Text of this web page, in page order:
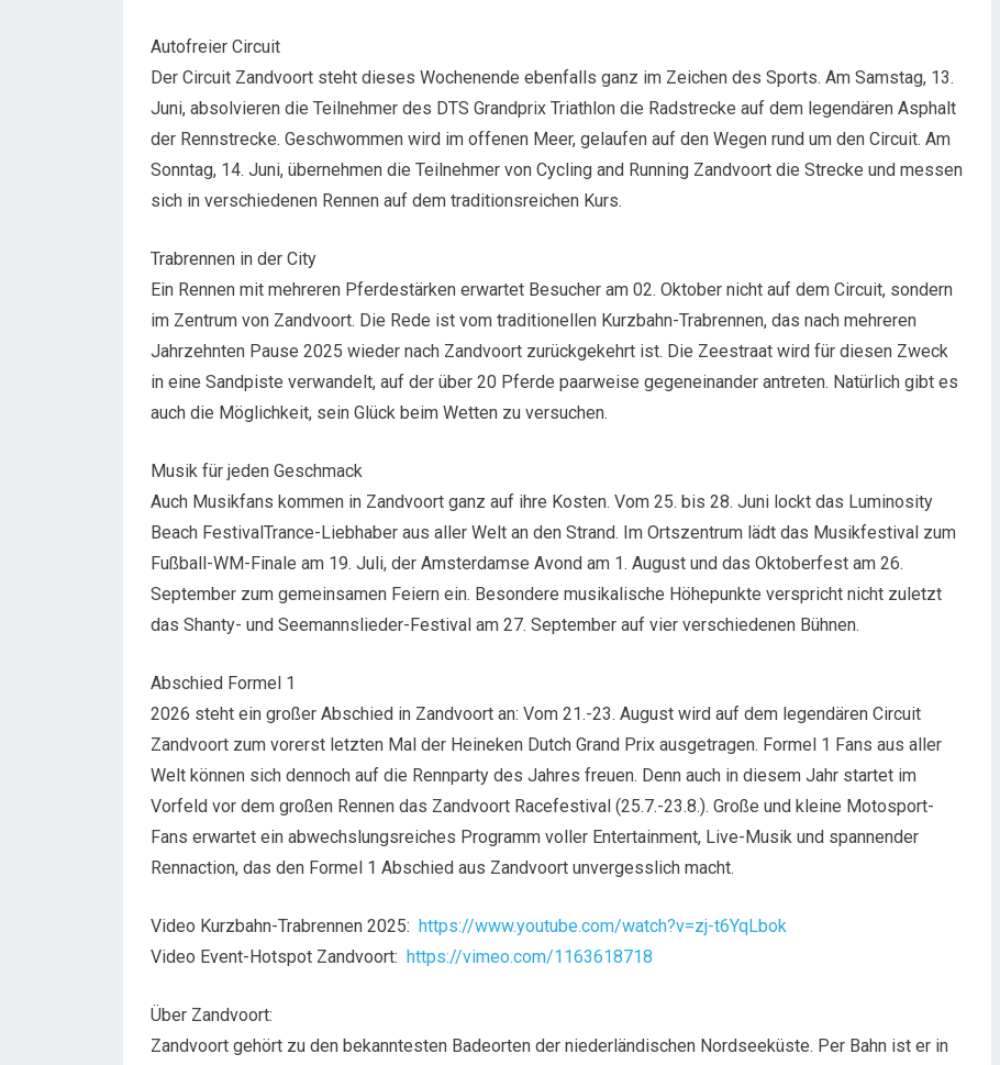
Autofreier Circuit
Der Circuit Zandvoort steht dieses Wochenende ebenfalls ganz im Zeichen des Sports. Am Samstag, 13.
Juni, absolvieren die Teilnehmer des DTS Grandprix Triathlon die Radstrecke auf dem legendären Asphalt
der Rennstrecke. Geschwommen wird im offenen Meer, gelaufen auf den Wegen rund um den Circuit. Am
Sonntag, 14. Juni, übernehmen die Teilnehmer von Cycling and Running Zandvoort die Strecke und messen
sich in verschiedenen Rennen auf dem traditionsreichen Kurs.
Trabrennen in der City
Ein Rennen mit mehreren Pferdestärken erwartet Besucher am 02. Oktober nicht auf dem Circuit, sondern
im Zentrum von Zandvoort. Die Rede ist vom traditionellen Kurzbahn-Trabrennen, das nach mehreren
Jahrzehnten Pause 2025 wieder nach Zandvoort zurückgekehrt ist. Die Zeestraat wird für diesen Zweck
in eine Sandpiste verwandelt, auf der über 20 Pferde paarweise gegeneinander antreten. Natürlich gibt es
auch die Möglichkeit, sein Glück beim Wetten zu versuchen.
Musik für jeden Geschmack
Auch Musikfans kommen in Zandvoort ganz auf ihre Kosten. Vom 25. bis 28. Juni lockt das Luminosity
Beach FestivalTrance-Liebhaber aus aller Welt an den Strand. Im Ortszentrum lädt das Musikfestival zum
Fußball-WM-Finale am 19. Juli, der Amsterdamse Avond am 1. August und das Oktoberfest am 26.
September zum gemeinsamen Feiern ein. Besondere musikalische Höhepunkte verspricht nicht zuletzt
das Shanty- und Seemannslieder-Festival am 27. September auf vier verschiedenen Bühnen.
Abschied Formel 1
2026 steht ein großer Abschied in Zandvoort an: Vom 21.-23. August wird auf dem legendären Circuit
Zandvoort zum vorerst letzten Mal der Heineken Dutch Grand Prix ausgetragen. Formel 1 Fans aus aller
Welt können sich dennoch auf die Rennparty des Jahres freuen. Denn auch in diesem Jahr startet im
Vorfeld vor dem großen Rennen das Zandvoort Racefestival (25.7.-23.8.). Große und kleine Motosport-
Fans erwartet ein abwechslungsreiches Programm voller Entertainment, Live-Musik und spannender
Rennaction, das den Formel 1 Abschied aus Zandvoort unvergesslich macht.
Video Kurzbahn-Trabrennen 2025: https://www.youtube.com/watch?v=zj-t6YqLbok
Video Event-Hotspot Zandvoort: https://vimeo.com/1163618718
Über Zandvoort:
Zandvoort gehört zu den bekanntesten Badeorten der niederländischen Nordseeküste. Per Bahn ist er in